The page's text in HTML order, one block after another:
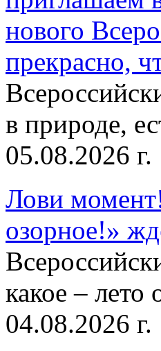
нового
прекрасно,
в природе,
05.08.2026 г.
Лови
озорное!»
какое – лето
04.08.2026 г.